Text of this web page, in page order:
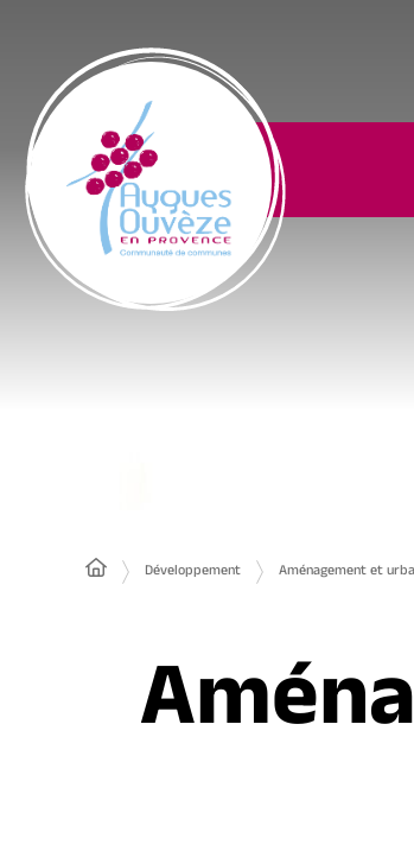
Développement Aménagement et